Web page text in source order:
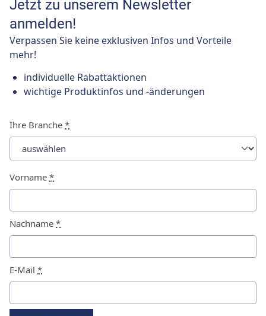
Jetzt zu unserem Newsletter
anmelden!
Verpassen Sie keine exklusiven Infos und Vorteile
mehr!
individuelle Rabattaktionen
wichtige Produktinfos und -änderungen
Ihre Branche *
Vorname *
Nachname *
E-Mail *